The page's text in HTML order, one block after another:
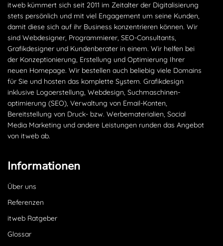
itweb kümmert sich seit 2011 im Zeitalter der Digitalisierung
stets persönlich und mit viel Engagement um seine Kunden,
damit diese sich auf ihr Business konzentrieren können. Wir
sind Webdesigner, Programmierer, SEO-Consultants,
Grafikdesigner und Kundenberater in einem. Wir helfen bei
der Konzeptionierung, Erstellung und Optimierung Ihrer
neuen Homepage. Wir bestellen auch beliebig viele Domains
für Sie und hosten das komplette System. Grafikdesign
inklusive Logoerstellung, Webdesign, Suchmaschinen­
optimierung (SEO), Verwaltung von Email-Konten,
Bereitstellung von Druck- bzw. Werbematerialien, Social
Media Marketing und andere Leistungen runden das Angebot
von itweb ab.
Informationen
Über uns
Referenzen
itweb Ratgeber
Glossar